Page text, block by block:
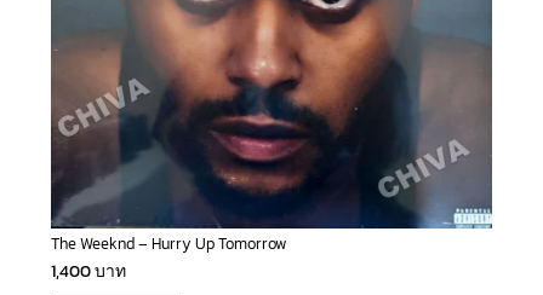
The Weeknd – Hurry Up Tomorrow
1,400บาท